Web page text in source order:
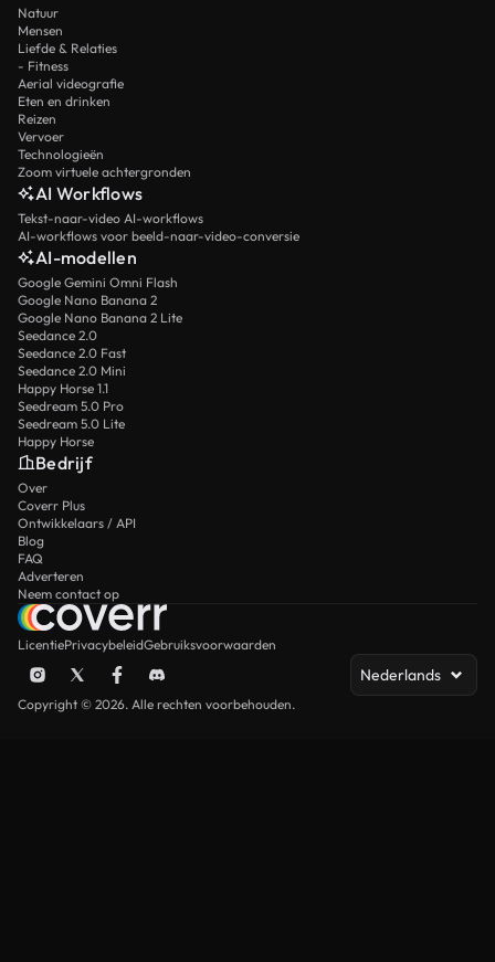
Natuur
Mensen
Liefde & Relaties
- Fitness
Aerial videografie
Eten en drinken
Reizen
Vervoer
Technologieën
Zoom virtuele achtergronden
AI Workflows
Tekst-naar-video AI-workflows
AI-workflows voor beeld-naar-video-conversie
AI-modellen
Google Gemini Omni Flash
Google Nano Banana 2
Google Nano Banana 2 Lite
Seedance 2.0
Seedance 2.0 Fast
Seedance 2.0 Mini
Happy Horse 1.1
Seedream 5.0 Pro
Seedream 5.0 Lite
Happy Horse
Bedrijf
Over
Coverr Plus
Ontwikkelaars / API
Blog
FAQ
Adverteren
Neem contact op
LicentiePrivacybeleidGebruiksvoorwaarden
Nederlands
Copyright © 2026. Alle rechten voorbehouden.